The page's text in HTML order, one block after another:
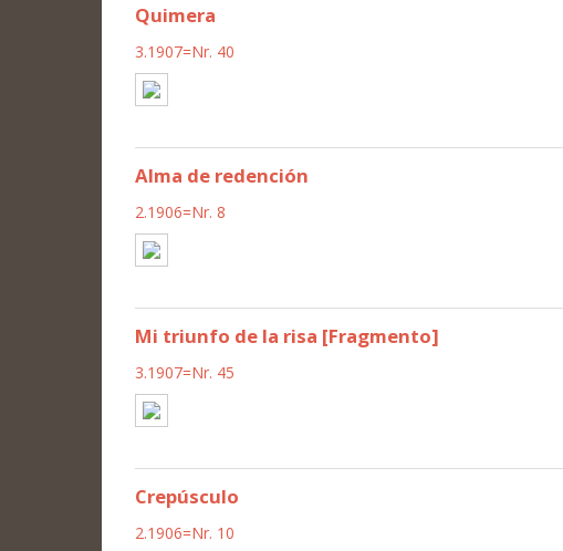
Quimera
3.1907=Nr. 40
Alma de redención
2.1906=Nr. 8
Mi triunfo de la risa [Fragmento]
3.1907=Nr. 45
Crepúsculo
2.1906=Nr. 10